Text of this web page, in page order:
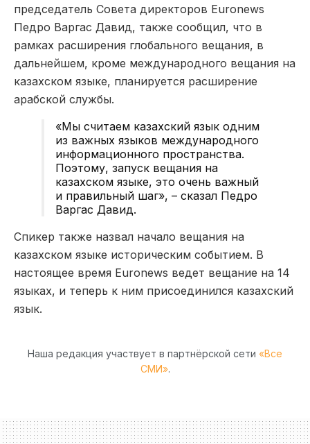
председатель Совета директоров Euronews
Педро Варгас Давид, также сообщил, что в
рамках расширения глобального вещания, в
дальнейшем, кроме международного вещания на
казахском языке, планируется расширение
арабской службы.
«Мы считаем казахский язык одним
из важных языков международного
информационного пространства.
Поэтому, запуск вещания на
казахском языке, это очень важный
и правильный шаг», – сказал Педро
Варгас Давид.
Спикер также назвал начало вещания на
казахском языке историческим событием. В
настоящее время Euronews ведет вещание на 14
языках, и теперь к ним присоединился казахский
язык.
Наша редакция участвует в партнёрской сети «Все
СМИ».